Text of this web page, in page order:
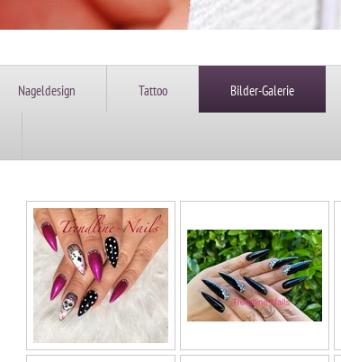
Nageldesign Tattoo Bilder-Galerie